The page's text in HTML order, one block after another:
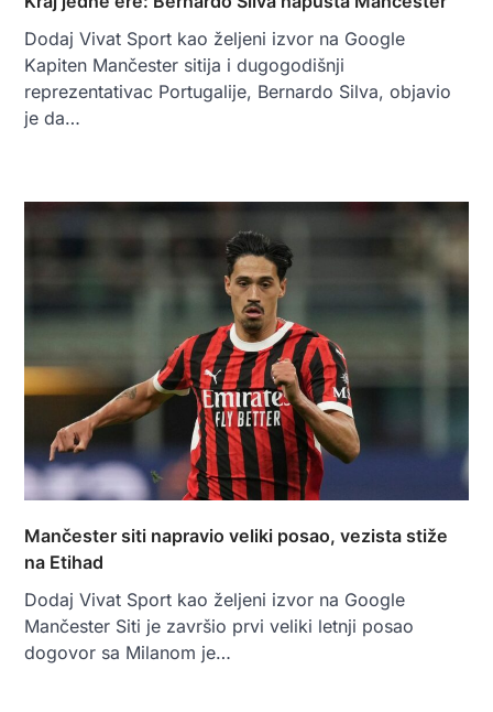
Dodaj Vivat Sport kao željeni izvor na Google
Kapiten Mančester sitija i dugogodišnji
reprezentativac Portugalije, Bernardo Silva, objavio
je da…
Mančester siti napravio veliki posao, vezista stiže
na Etihad
Dodaj Vivat Sport kao željeni izvor na Google
Mančester Siti je završio prvi veliki letnji posao
dogovor sa Milanom je…